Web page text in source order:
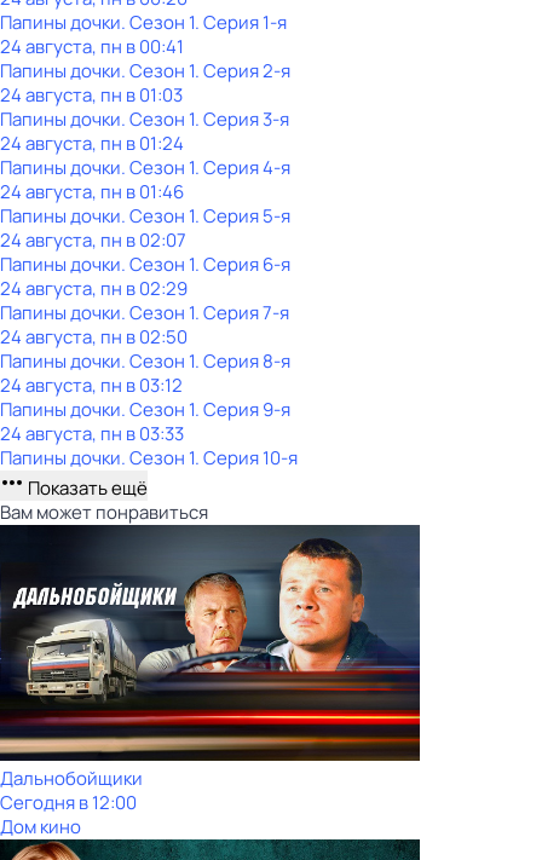
Папины дочки. Сезон 1. Серия 1-я
24 августа, пн в 00:41
Папины дочки. Сезон 1. Серия 2-я
24 августа, пн в 01:03
Папины дочки. Сезон 1. Серия 3-я
24 августа, пн в 01:24
Папины дочки. Сезон 1. Серия 4-я
24 августа, пн в 01:46
Папины дочки. Сезон 1. Серия 5-я
24 августа, пн в 02:07
Папины дочки. Сезон 1. Серия 6-я
24 августа, пн в 02:29
Папины дочки. Сезон 1. Серия 7-я
24 августа, пн в 02:50
Папины дочки. Сезон 1. Серия 8-я
24 августа, пн в 03:12
Папины дочки. Сезон 1. Серия 9-я
24 августа, пн в 03:33
Папины дочки. Сезон 1. Серия 10-я
Показать ещё
Вам может понравиться
Дальнобойщики
Сегодня в 12:00
Дом кино